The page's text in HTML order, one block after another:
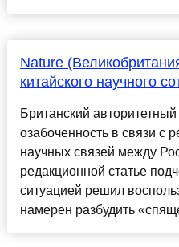
Nature
китайского научного
Британский
озабоченность в связи с
научных связей между
редакционной статье
ситуацией решил
намерен разбудить